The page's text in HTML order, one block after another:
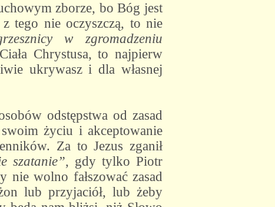
zborze, bo Bóg jest
tego nie oczyszczą, to nie
w zgromadzeniu
Chrystusa, to najpierw
ukrywasz i dla własnej
odstępstwa od zasad
życiu i akceptowanie
Za to Jezus zganił
szatanie”, gdy tylko Piotr
nie wolno fałszować zasad
lub przyjaciół, lub żeby